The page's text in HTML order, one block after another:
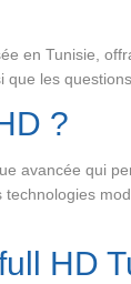
en Tunisie,
les
?
avancée qui
HD